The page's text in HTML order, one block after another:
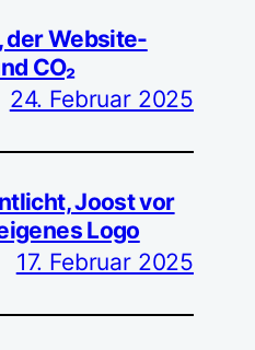
der Website-
CO₂
24. Februar 2025
Joost vor
Logo
17. Februar 2025